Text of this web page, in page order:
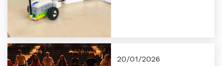
20/01/2026